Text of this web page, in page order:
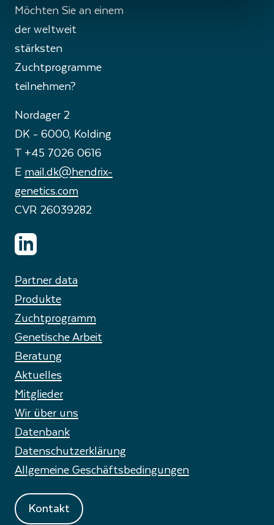
Möchten Sie an einem
der weltweit
stärksten
Zuchtprogramme
teilnehmen?
Nordager 2
DK - 6000, Kolding
T +45 7026 0616
E mail.dk@hendrix-
genetics.com
CVR 26039282
Partner data
Produkte
Zuchtprogramm
Genetische Arbeit
Beratung
Aktuelles
Mitglieder
Wir über uns
Datenbank
Datenschutzerklärung
Allgemeine Geschäftsbedingungen
Kontakt